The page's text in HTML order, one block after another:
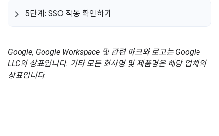
5단계: SSO 작동 확인하기
Google, Google Workspace 및 관련 마크와 로고는 Google
LLC의 상표입니다. 기타 모든 회사명 및 제품명은 해당 업체의
상표입니다.